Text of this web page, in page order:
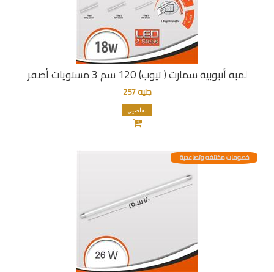
لمبة أنبوبية سمارت ( تيوب) 120 سم 3 مستويات أصفر
جنيه 257
تفاصيل
خصومات مختلفه وتصاعدية